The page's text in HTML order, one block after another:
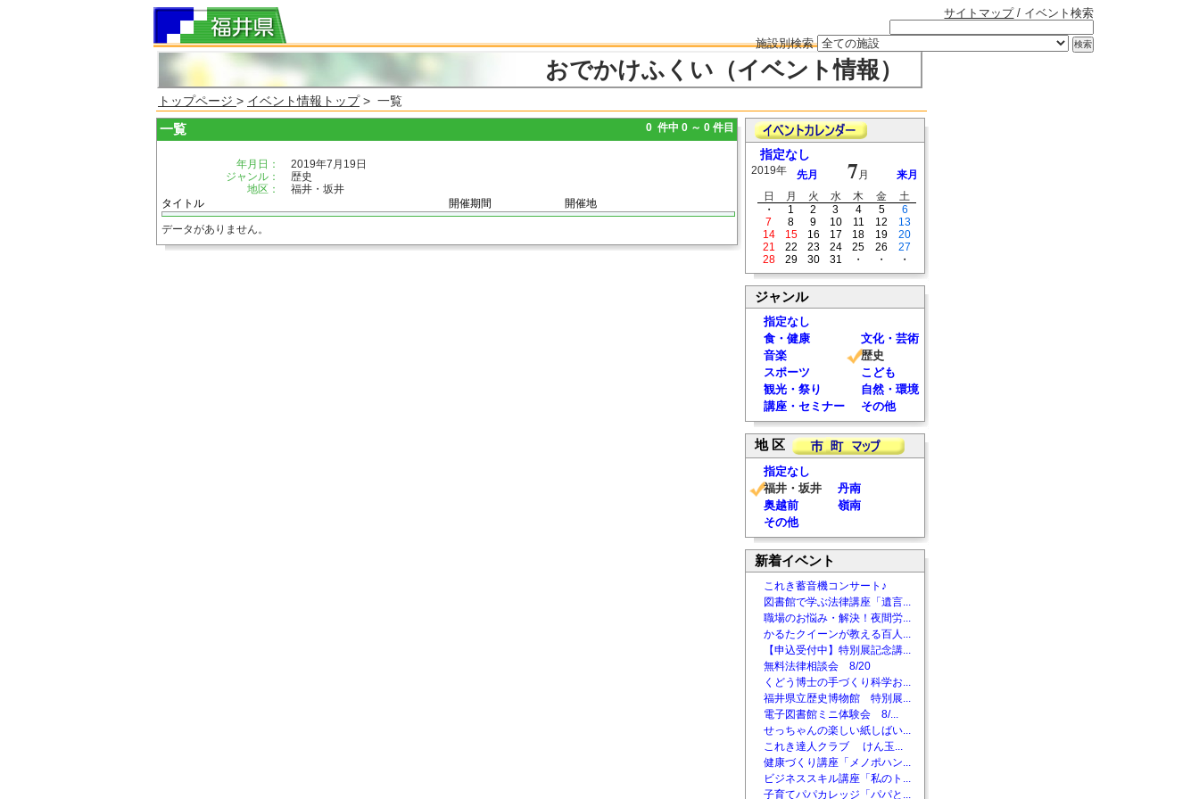
サイトマップ/ イベント検索
施設別検索
おでかけふくい（イベント情報）
トップページ > イベント情報トップ> 一覧
一覧 0 件中 0 ～ 0 件目
年月日：
2019年7月19日
ジャンル：
歴史
地区：
福井・坂井
タイトル
開催期間 開催地
データがありません。
指定なし
2019年 先月 7 月
来月
日
月 火 水 木 金
土
・
1 2 3 4 5
6
7
8 9 10 11 12
13
14
15 16 17 18 19
20
21
22 23 24 25 26
27
28
29 30 31 ・ ・ ・
ジャンル
指定なし
食・健康
文化・芸術
音楽
歴史
スポーツ
こども
観光・祭り
自然・環境
講座・セミナー
その他
地 区
指定なし
福井・坂井
丹南
奥越前
嶺南
その他
新着イベント
これき蓄音機コンサート♪
図書館で学ぶ法律講座「遺言...
職場のお悩み・解決！夜間労...
かるたクイーンが教える百人...
【申込受付中】特別展記念講...
無料法律相談会 8/20
くどう博士の手づくり科学お...
福井県立歴史博物館 特別展...
電子図書館ミニ体験会 8/...
せっちゃんの楽しい紙しばい...
これき達人クラブ けん玉...
健康づくり講座「メノポハン...
ビジネススキル講座「私のト...
子育てパパカレッジ「パパと...